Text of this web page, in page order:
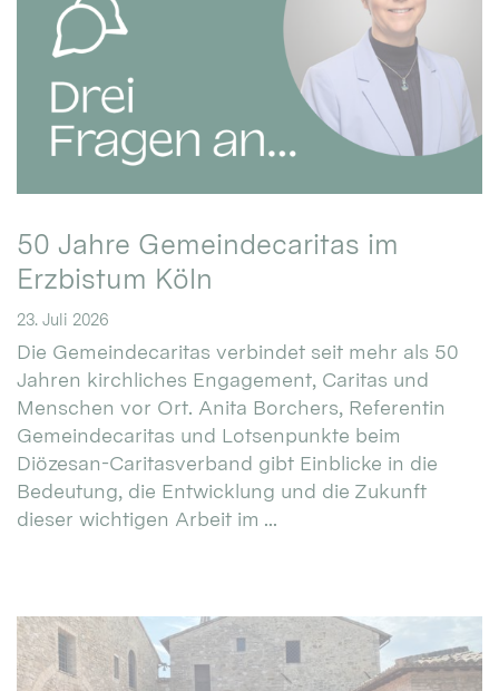
50 Jahre Gemeindecaritas im
Erzbistum Köln
23. Juli 2026
Die Gemeindecaritas verbindet seit mehr als 50
Jahren kirchliches Engagement, Caritas und
Menschen vor Ort. Anita Borchers, Referentin
Gemeindecaritas und Lotsenpunkte beim
Diözesan-Caritasverband gibt Einblicke in die
Bedeutung, die Entwicklung und die Zukunft
dieser wichtigen Arbeit im ...